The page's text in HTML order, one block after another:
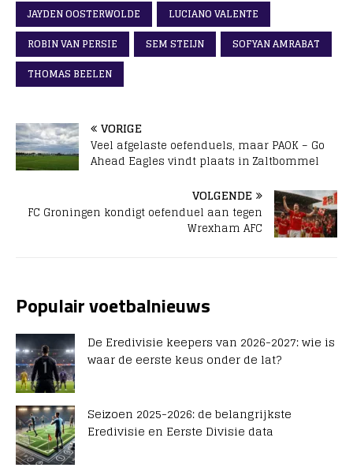
JAYDEN OOSTERWOLDE
LUCIANO VALENTE
ROBIN VAN PERSIE
SEM STEIJN
SOFYAN AMRABAT
THOMAS BEELEN
VORIGE
Veel afgelaste oefenduels, maar PAOK – Go
Ahead Eagles vindt plaats in Zaltbommel
VOLGENDE
FC Groningen kondigt oefenduel aan tegen
Wrexham AFC
Populair voetbalnieuws
De Eredivisie keepers van 2026-2027: wie is
waar de eerste keus onder de lat?
Seizoen 2025-2026: de belangrijkste
Eredivisie en Eerste Divisie data